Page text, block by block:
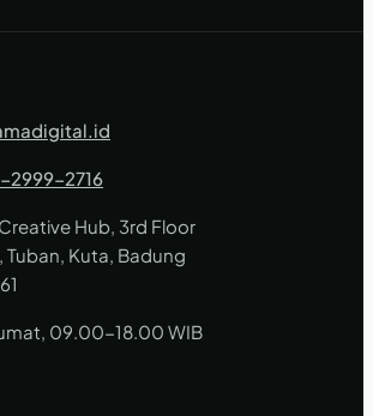
2999-2716
Hub, 3rd Floor
Tuban, Kuta, Badung
09.00-18.00 WIB